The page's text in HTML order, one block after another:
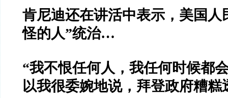
肯尼迪还在讲活中表示，美国人
怪的人”统治…
“我不恨任何人，我任何时候都
以我很委婉地说，拜登政府糟糕